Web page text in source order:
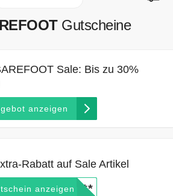
Gutscheine
Sale: Bis zu 30%
anzeigen
Rabatt auf Sale Artikel
anzeigen*****